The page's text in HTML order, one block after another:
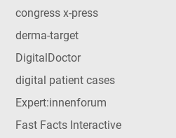
congress x-press
derma-target
DigitalDoctor
digital patient cases
Expert:innenforum
Fast Facts Interactive